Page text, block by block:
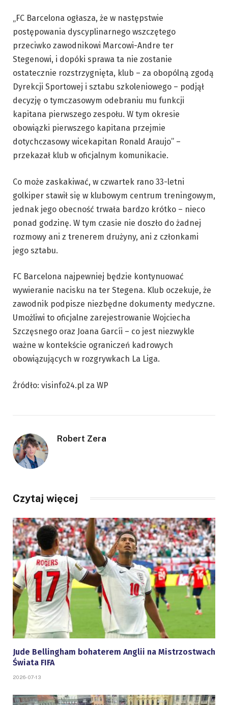
„FC Barcelona ogłasza, że w następstwie
postępowania dyscyplinarnego wszczętego
przeciwko zawodnikowi Marcowi-Andre ter
Stegenowi, i dopóki sprawa ta nie zostanie
ostatecznie rozstrzygnięta, klub – za obopólną zgodą
Dyrekcji Sportowej i sztabu szkoleniowego – podjął
decyzję o tymczasowym odebraniu mu funkcji
kapitana pierwszego zespołu. W tym okresie
obowiązki pierwszego kapitana przejmie
dotychczasowy wicekapitan Ronald Araujo” –
przekazał klub w oficjalnym komunikacie.
Co może zaskakiwać, w czwartek rano 33-letni
golkiper stawił się w klubowym centrum treningowym,
jednak jego obecność trwała bardzo krótko – nieco
ponad godzinę. W tym czasie nie doszło do żadnej
rozmowy ani z trenerem drużyny, ani z członkami
jego sztabu.
FC Barcelona najpewniej będzie kontynuować
wywieranie nacisku na ter Stegena. Klub oczekuje, że
zawodnik podpisze niezbędne dokumenty medyczne.
Umożliwi to oficjalne zarejestrowanie Wojciecha
Szczęsnego oraz Joana Garcíi – co jest niezwykle
ważne w kontekście ograniczeń kadrowych
obowiązujących w rozgrywkach La Liga.
Źródło: visinfo24.pl za WP
Robert Zera
Czytaj więcej
Jude Bellingham bohaterem Anglii na Mistrzostwach
Świata FIFA
2026-07-13